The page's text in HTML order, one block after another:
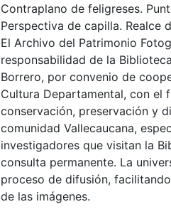
Contraplano de feligreses.
Perspectiva de capilla. Realce
El Archivo del Patrimonio
responsabilidad de la
Borrero, por convenio de
Cultura Departamental, con el
conservación, preservación y
comunidad Vallecaucana,
investigadores que visitan la
consulta permanente. La
proceso de difusión,
de las imágenes.